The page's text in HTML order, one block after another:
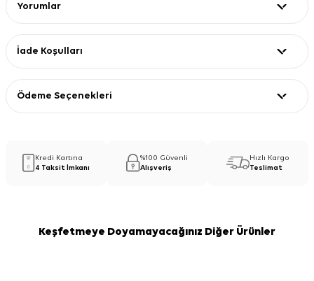
Yorumlar
İade Koşulları
Ödeme Seçenekleri
Kredi Kartına
4 Taksit İmkanı
%100 Güvenli
Alışveriş
Hızlı Kargo
Teslimat
Keşfetmeye Doyamayacağınız Diğer Ürünler